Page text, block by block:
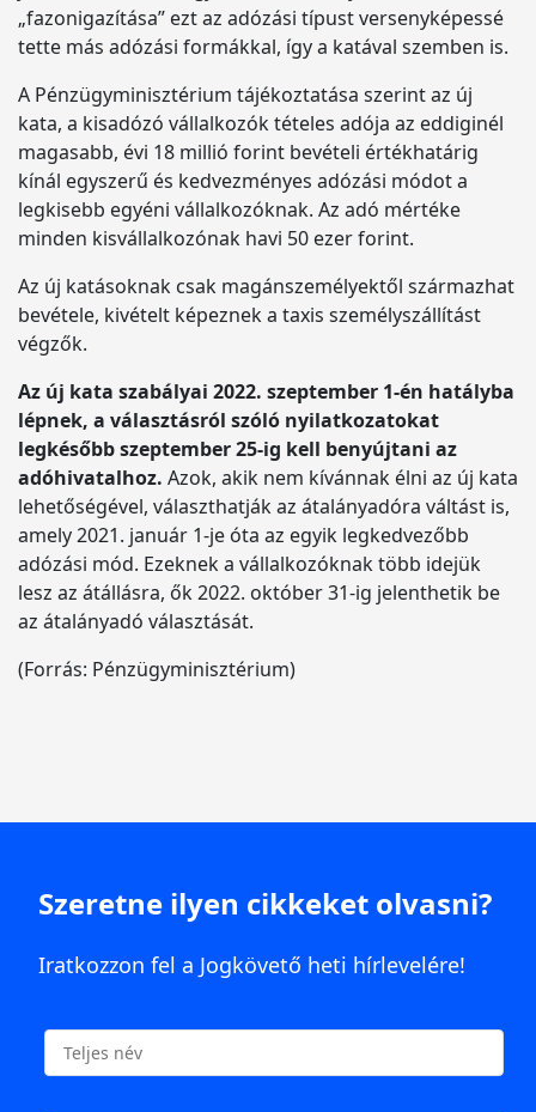
„fazonigazítása” ezt az adózási típust versenyképessé
tette más adózási formákkal, így a katával szemben is.
A Pénzügyminisztérium tájékoztatása szerint az új
kata, a kisadózó vállalkozók tételes adója az eddiginél
magasabb, évi 18 millió forint bevételi értékhatárig
kínál egyszerű és kedvezményes adózási módot a
legkisebb egyéni vállalkozóknak. Az adó mértéke
minden kisvállalkozónak havi 50 ezer forint.
Az új katásoknak csak magánszemélyektől származhat
bevétele, kivételt képeznek a taxis személyszállítást
végzők.
Az új kata szabályai 2022. szeptember 1-én hatályba
lépnek, a választásról szóló nyilatkozatokat
legkésőbb szeptember 25-ig kell benyújtani az
adóhivatalhoz. Azok, akik nem kívánnak élni az új kata
lehetőségével, választhatják az átalányadóra váltást is,
amely 2021. január 1-je óta az egyik legkedvezőbb
adózási mód. Ezeknek a vállalkozóknak több idejük
lesz az átállásra, ők 2022. október 31-ig jelenthetik be
az átalányadó választását.
(Forrás: Pénzügyminisztérium)
Szeretne ilyen cikkeket olvasni?
Iratkozzon fel a Jogkövető heti hírlevelére!